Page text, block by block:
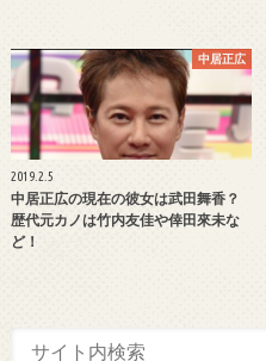
中居正広
2019.2.5
中居正広の現在の彼女は武田舞香？
歴代元カノは竹内友佳や倖田來未な
ど！